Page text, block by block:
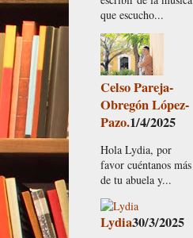
que escucho...
Celso Pareja-
Obregón López-
Pazo.1/4/2025
Hola Lydia, por
favor cuéntanos más
de tu abuela y...
Lydia30/3/2025